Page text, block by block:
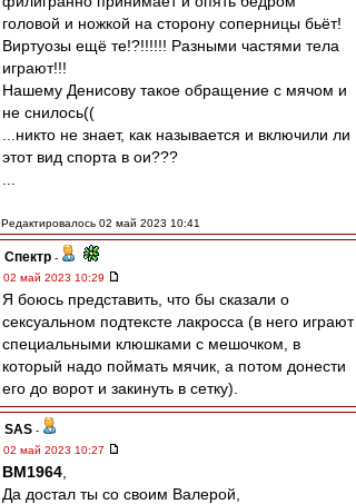
головой и ножкой на сторону соперницы бьёт!
Виртуозы ещё те!?!!!!!! Разными частями тела
играют!!!
Нашему Денисову такое обращение с мячом и
не снилось((
...никто не знает, как называется и включили ли
этот вид спорта в ои???
Редактировалось 02 май 2023 10:41
Спектр -
02 май 2023 10:29
Я боюсь представить, что бы сказали о
сексуальном подтексте лакросса (в него играют
специальными клюшками с мешочком, в
который надо поймать мячик, а потом донести
его до ворот и закинуть в сетку).
SAS -
02 май 2023 10:27
BM1964
Да достал ты со своим Валерой,